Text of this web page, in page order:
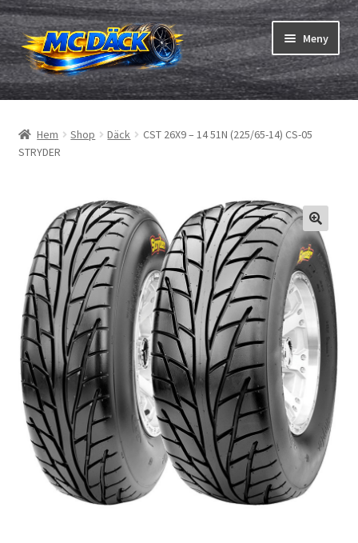
Hoppa
till
navigering
Hoppa
till
innehåll
Meny
Däck
Slangar & fälgband
Däck ABC
Däcktest
Märken
Om oss
Hem Shop Däck
CST 26X9 – 14 51N (225/65-14) CS-05
STRYDER